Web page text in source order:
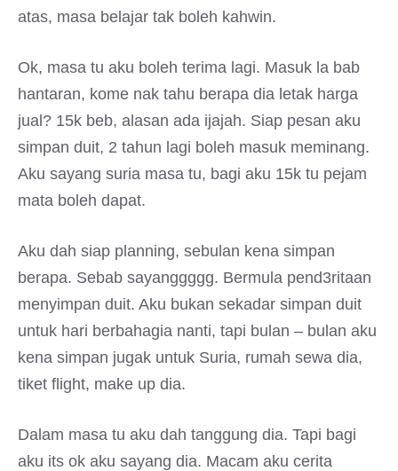
atas, masa belajar tak boleh kahwin.
Ok, masa tu aku boleh terima lagi. Masuk la bab
hantaran, kome nak tahu berapa dia letak harga
jual? 15k beb, alasan ada ijajah. Siap pesan aku
simpan duit, 2 tahun lagi boleh masuk meminang.
Aku sayang suria masa tu, bagi aku 15k tu pejam
mata boleh dapat.
Aku dah siap planning, sebulan kena simpan
berapa. Sebab sayanggggg. Bermula pend3ritaan
menyimpan duit. Aku bukan sekadar simpan duit
untuk hari berbahagia nanti, tapi bulan – bulan aku
kena simpan jugak untuk Suria, rumah sewa dia,
tiket flight, make up dia.
Dalam masa tu aku dah tanggung dia. Tapi bagi
aku its ok aku sayang dia. Macam aku cerita